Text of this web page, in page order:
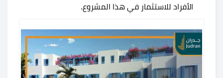
الأفراد للاستثمار في هذا المشروع.